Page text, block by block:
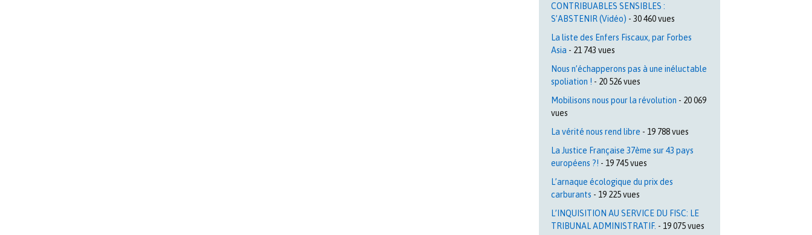
CONTRIBUABLES SENSIBLES :
S’ABSTENIR (Vidéo) - 30 460 vues
La liste des Enfers Fiscaux, par Forbes
Asia - 21 743 vues
Nous n’échapperons pas à une inéluctable
spoliation ! - 20 526 vues
Mobilisons nous pour la révolution - 20 069
vues
La vérité nous rend libre - 19 788 vues
La Justice Française 37ème sur 43 pays
européens ?! - 19 745 vues
L’arnaque écologique du prix des
carburants - 19 225 vues
L’INQUISITION AU SERVICE DU FISC: LE
TRIBUNAL ADMINISTRATIF. - 19 075 vues